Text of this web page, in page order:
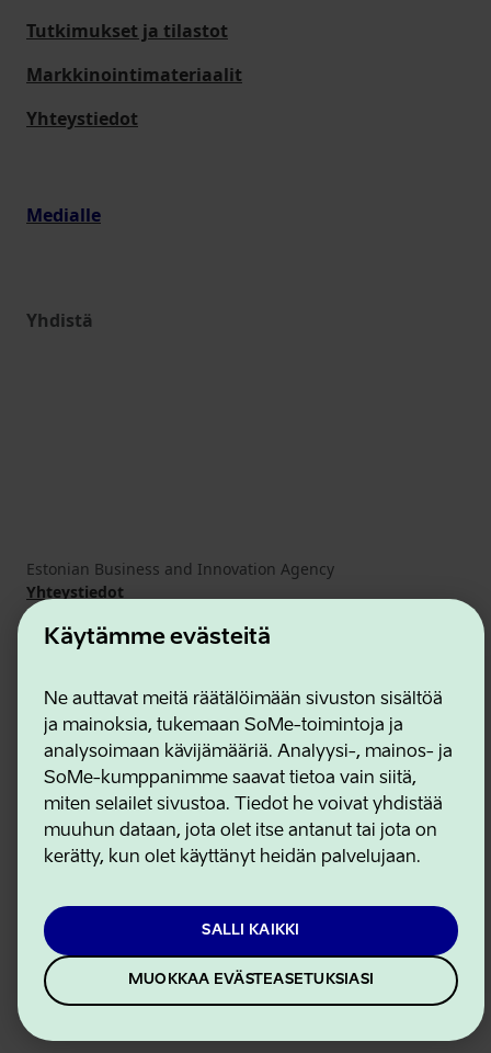
Käytämme evästeitä
Ne auttavat meitä räätälöimään sivuston sisältöä
ja mainoksia, tukemaan SoMe-toimintoja ja
analysoimaan kävijämääriä. Analyysi-, mainos- ja
SoMe-kumppanimme saavat tietoa vain siitä,
miten selailet sivustoa. Tiedot he voivat yhdistää
muuhun dataan, jota olet itse antanut tai jota on
kerätty, kun olet käyttänyt heidän palvelujaan.
SALLI KAIKKI
MUOKKAA EVÄSTEASETUKSIASI
Tutkimukset ja tilastot
Markkinointimateriaalit
Yhteystiedot
Medialle
Yhdistä
Estonian Business and Innovation Agency
Yhteystiedot
Yhteistyökumppanit
Käyttöehdot